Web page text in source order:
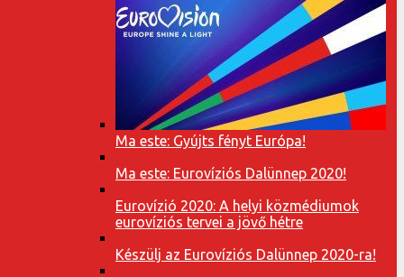
Ma este: Gyújts fényt Európa!
Ma este: Eurovíziós Dalünnep 2020!
Eurovízió 2020: A helyi közmédiumok
eurovíziós tervei a jövő hétre
Készülj az Eurovíziós Dalünnep 2020-ra!